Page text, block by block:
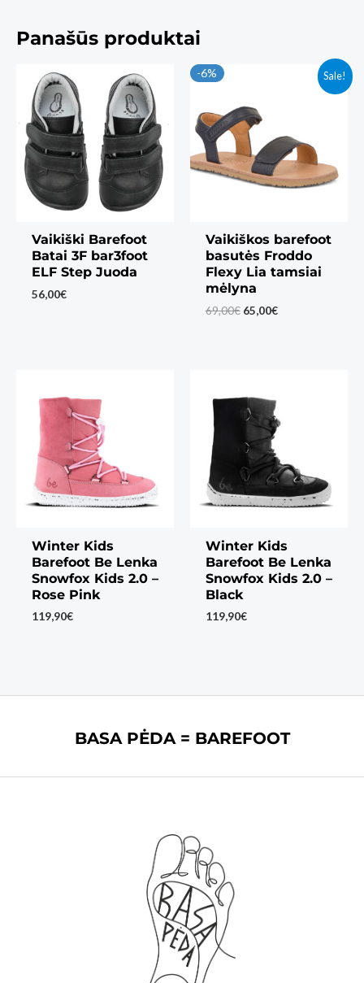
Panašūs produktai
Vaikiški Barefoot
Batai 3F bar3foot
ELF Step Juoda
56,00€
Sale!
-6%
Vaikiškos barefoot
basutės Froddo
Flexy Lia tamsiai
mėlyna
69,00€ Original
65,00€Current
Winter Kids
Barefoot Be Lenka
Snowfox Kids 2.0 –
Rose Pink
119,90€
Winter Kids
Barefoot Be Lenka
Snowfox Kids 2.0 –
Black
119,90€
BASA PĖDA = BAREFOOT